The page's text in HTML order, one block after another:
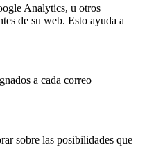
Analytics, u otros
de su web. Esto ayuda a
a cada correo
sobre las posibilidades que